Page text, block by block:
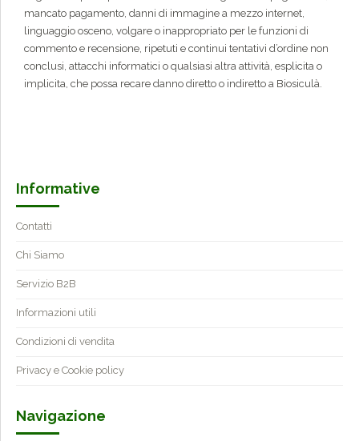
mancato pagamento, danni di immagine a mezzo internet,
linguaggio osceno, volgare o inappropriato per le funzioni di
commento e recensione, ripetuti e continui tentativi d’ordine non
conclusi, attacchi informatici o qualsiasi altra attività, esplicita o
implicita, che possa recare danno diretto o indiretto a Biosiculà.
Informative
Contatti
Chi Siamo
Servizio B2B
Informazioni utili
Condizioni di vendita
Privacy e Cookie policy
Navigazione